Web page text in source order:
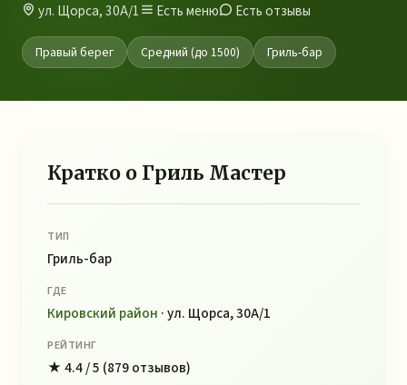
ул. Щорса, 30А/1 Есть меню Есть отзывы
Правый берег Средний (до 1500) Гриль-бар
Кратко о Гриль Мастер
ТИП
Гриль-бар
ГДЕ
Кировский район · ул. Щорса, 30А/1
РЕЙТИНГ
★ 4.4 / 5 (879 отзывов)